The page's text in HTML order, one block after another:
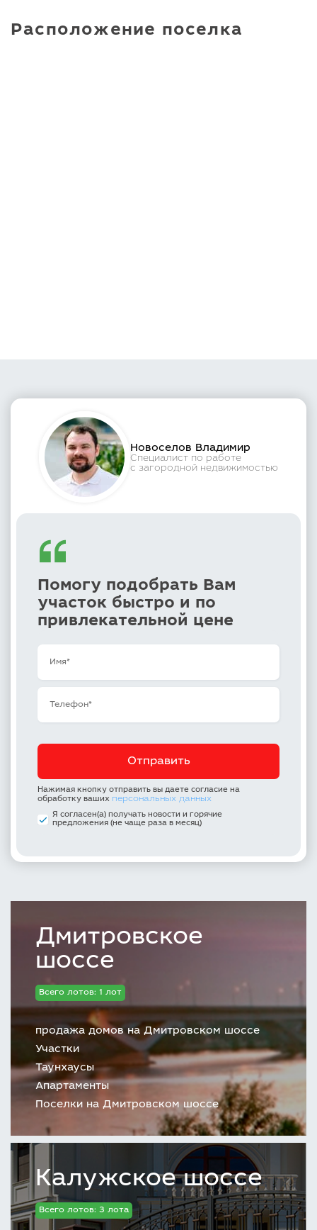
Расположение поселка
Новоселов Владимир
Специалист по работе
с загородной недвижимостью
Помогу подобрать Вам
участок быстро и по
привлекательной цене
Нажимая кнопку отправить вы даете согласие на
обработку ваших персональных данных
Я согласен(а) получать новости и горячие
предложения (не чаще раза в месяц)
Дмитровское
шоссе
Всего лотов: 1 лот
продажа домов на Дмитровском шоссе
Участки
Таунхаусы
Апартаменты
Поселки на Дмитровском шоссе
Калужское шоссе
Всего лотов: 3 лота